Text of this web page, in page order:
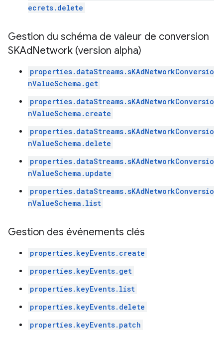
ecrets.delete
Gestion du schéma de valeur de conversion
SKAdNetwork (version alpha)
properties.dataStreams.sKAdNetworkConversio
nValueSchema.get
properties.dataStreams.sKAdNetworkConversio
nValueSchema.create
properties.dataStreams.sKAdNetworkConversio
nValueSchema.delete
properties.dataStreams.sKAdNetworkConversio
nValueSchema.update
properties.dataStreams.sKAdNetworkConversio
nValueSchema.list
Gestion des événements clés
properties.keyEvents.create
properties.keyEvents.get
properties.keyEvents.list
properties.keyEvents.delete
properties.keyEvents.patch